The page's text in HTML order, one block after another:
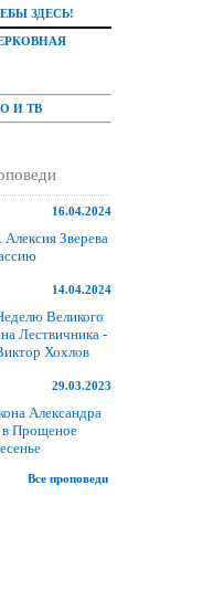
ЗДЕСЬ!
И ТВ
16.04.2024
Зверева
14.04.2024
Великого
Лествичника -
Хохлов
29.03.2023
Александра
Прощеное
Все проповеди